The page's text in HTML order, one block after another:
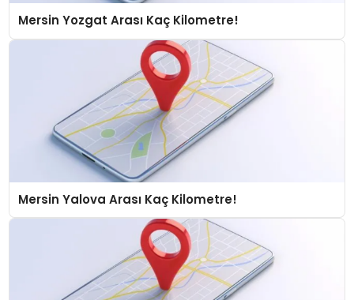
Mersin Yozgat Arası Kaç Kilometre!
Mersin Yalova Arası Kaç Kilometre!